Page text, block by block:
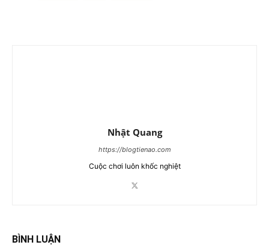
Nhật Quang
https://blogtienao.com
Cuộc chơi luôn khốc nghiệt
BÌNH LUẬN